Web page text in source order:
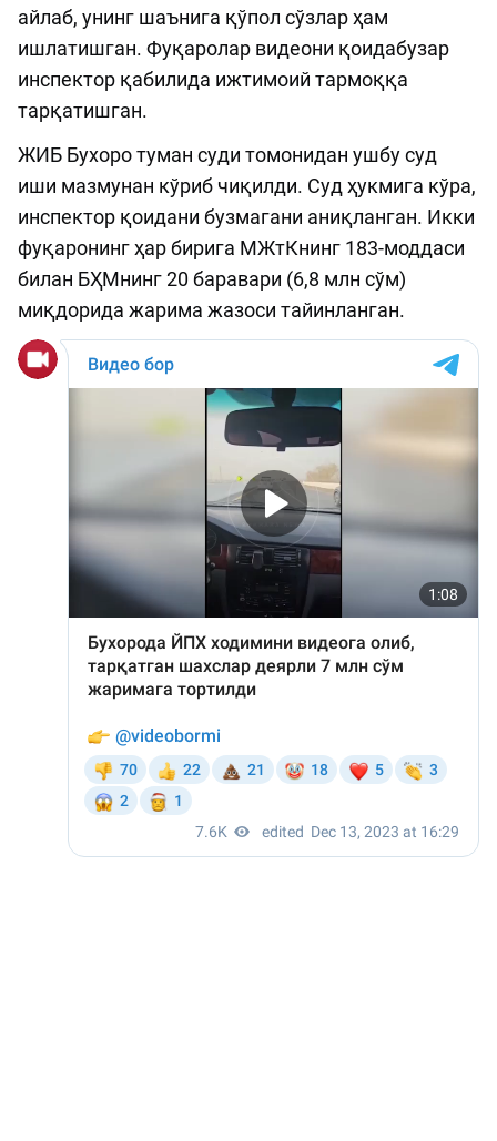
айлаб, унинг шаънига қўпол сўзлар ҳам
ишлатишган. Фуқаролар видеони қоидабузар
инспектор қабилида ижтимоий тармоққа
тарқатишган.
ЖИБ Бухоро туман суди томонидан ушбу суд
иши мазмунан кўриб чиқилди. Суд ҳукмига кўра,
инспектор қоидани бузмагани аниқланган. Икки
фуқаронинг ҳар бирига МЖтКнинг 183-моддаси
билан БҲМнинг 20 баравари (6,8 млн сўм)
миқдорида жарима жазоси тайинланган.